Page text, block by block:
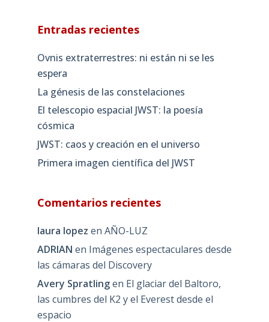
Entradas recientes
Ovnis extraterrestres: ni están ni se les
espera
La génesis de las constelaciones
El telescopio espacial JWST: la poesía
cósmica
JWST: caos y creación en el universo
Primera imagen científica del JWST
Comentarios recientes
laura lopez en AÑO-LUZ
ADRIAN en Imágenes espectaculares desde
las cámaras del Discovery
Avery Spratlingen El glaciar del Baltoro,
las cumbres del K2 y el Everest desde el
espacio